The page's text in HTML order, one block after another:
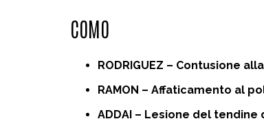
COMO
RODRIGUEZ – Contusione
RAMON – Affaticamento al
ADDAI – Lesione del tendine